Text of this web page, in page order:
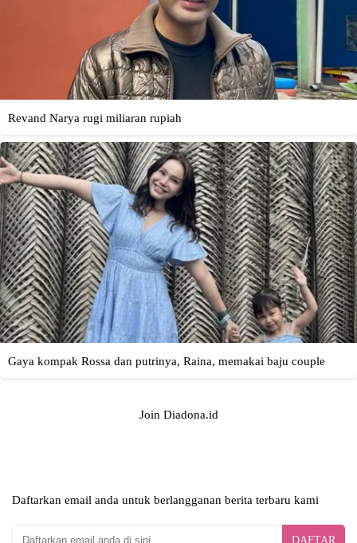
Join Diadona.id
Daftarkan email anda untuk berlangganan berita terbaru kami
DAFTAR